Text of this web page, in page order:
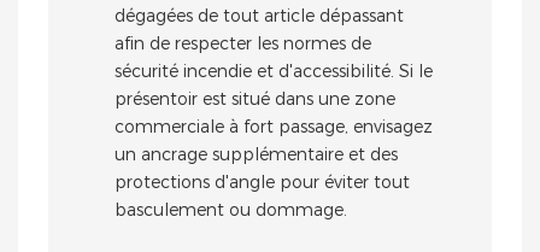
dégagées de tout article dépassant
afin de respecter les normes de
sécurité incendie et d'accessibilité. Si le
présentoir est situé dans une zone
commerciale à fort passage, envisagez
un ancrage supplémentaire et des
protections d'angle pour éviter tout
basculement ou dommage.